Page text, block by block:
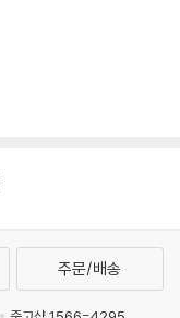
주문/배송